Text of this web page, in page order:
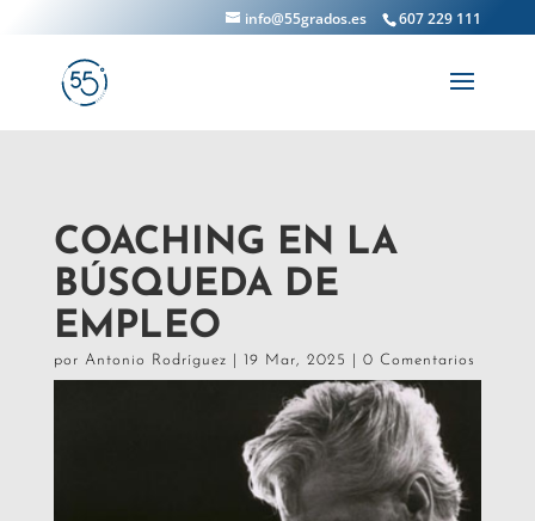
607 229 111
info@55grados.es
COACHING EN LA
BÚSQUEDA DE
EMPLEO
por Antonio Rodríguez 19 Mar, 2025 0 Comentarios